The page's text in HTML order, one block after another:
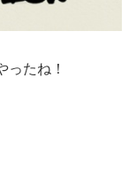
ったね！